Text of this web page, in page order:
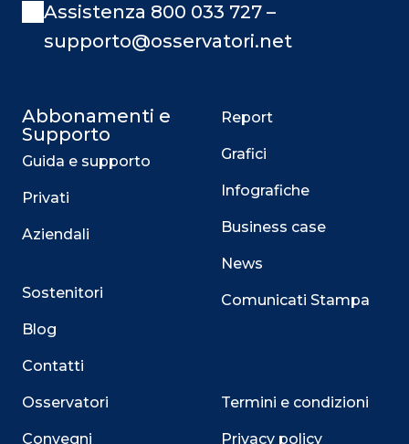
Assistenza 800 033 727 –
supporto@osservatori.net
Abbonamenti e
Supporto
Guida e supporto
Privati
Aziendali
Sostenitori
Blog
Contatti
Osservatori
Convegni
Report
Grafici
Infografiche
Business case
News
Comunicati Stampa
Termini e condizioni
Privacy policy